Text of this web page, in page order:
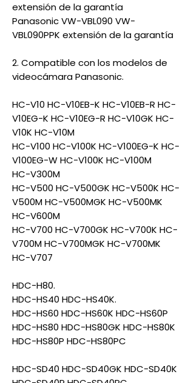
extensión de la garantía
Panasonic VW-VBL090 VW-
VBL090PPK extensión de la garantía
2. Compatible con los modelos de
videocámara Panasonic.
HC-V10 HC-V10EB-K HC-V10EB-R HC-
V10EG-K HC-V10EG-R HC-V10GK HC-
V10K HC-V10M
HC-V100 HC-V100K HC-V100EG-K HC-
V100EG-W HC-V100K HC-V100M
HC-V300M
HC-V500 HC-V500GK HC-V500K HC-
V500M HC-V500MGK HC-V500MK
HC-V600M
HC-V700 HC-V700GK HC-V700K HC-
V700M HC-V700MGK HC-V700MK
HC-V707
HDC-H80.
HDC-HS40 HDC-HS40K.
HDC-HS60 HDC-HS60K HDC-HS60P
HDC-HS80 HDC-HS80GK HDC-HS80K
HDC-HS80P HDC-HS80PC
HDC-SD40 HDC-SD40GK HDC-SD40K